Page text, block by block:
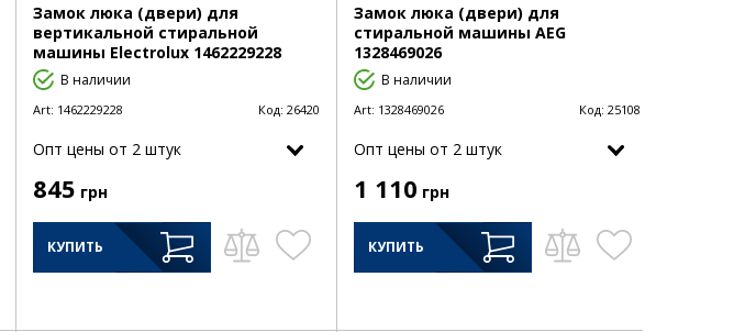
Замок люка (двери) для
вертикальной стиральной
машины Electrolux 1462229228
В наличии
Art: 1462229228 Код: 26420
Опт цены от 2 штук
845 грн
КУПИТЬ
Замок люка (двери) для
стиральной машины AEG
1328469026
В наличии
Art: 1328469026 Код: 25108
Опт цены от 2 штук
1 110 грн
КУПИТЬ